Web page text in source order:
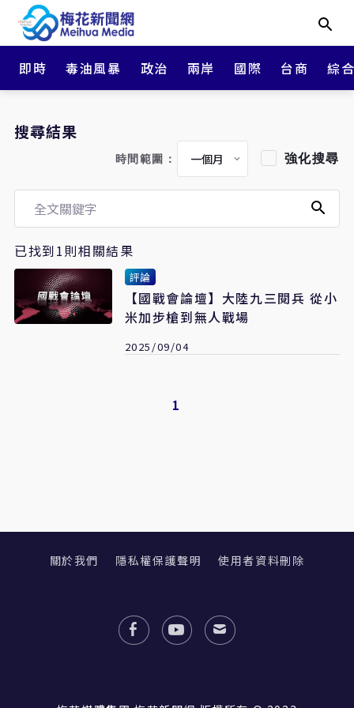
即時 毒油風暴 政治 兩岸 國際 台商 綜
搜尋結果
時間範圍： 強化搜尋
已找到1則相關結果
評論
【國戰會論壇】大陸九三閱兵 從小
米加步槍到無人戰場
2025/09/04
1
關於我們 隱私權保護聲明 使用者資料刪除